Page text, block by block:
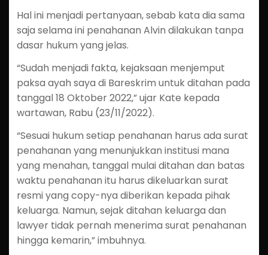
Hal ini menjadi pertanyaan, sebab kata dia sama
saja selama ini penahanan Alvin dilakukan tanpa
dasar hukum yang jelas.
“Sudah menjadi fakta, kejaksaan menjemput
paksa ayah saya di Bareskrim untuk ditahan pada
tanggal 18 Oktober 2022,” ujar Kate kepada
wartawan, Rabu (23/11/2022).
“Sesuai hukum setiap penahanan harus ada surat
penahanan yang menunjukkan institusi mana
yang menahan, tanggal mulai ditahan dan batas
waktu penahanan itu harus dikeluarkan surat
resmi yang copy-nya diberikan kepada pihak
keluarga. Namun, sejak ditahan keluarga dan
lawyer tidak pernah menerima surat penahanan
hingga kemarin,” imbuhnya.